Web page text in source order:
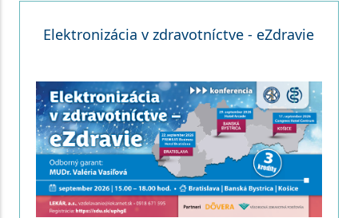
Elektronizácia v zdravotníctve - eZdravie